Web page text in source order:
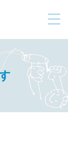
toggle